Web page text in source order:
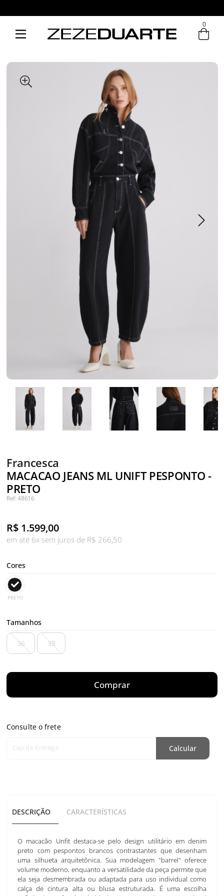
Entre com email ou cpf/cnpj
0
Francesca
MACACAO JEANS ML UNIFT PESPONTO -
PRETO
Ref: 48616
R$ 1.599,00
em até 6x sem juros de R$ 266,50
Cores
PRETO
Tamanhos
36 38
Comprar
Consulte o frete
Cep de Entrega Calcular
DESCRIÇÃO CARACTERÍSTICAS
O macacão Unfit destaca-se pelo design utilitário em denim
preto com pespontos brancos contrastantes que desenham
uma silhueta arquitetônica. Sua modelagem "barrel" oferece
volume moderno, enquanto a versatilidade da peça permite que
ela seja desmembrada ou adaptada para uso individual como
calça de cintura alta ou blusa estruturada. É uma escolha